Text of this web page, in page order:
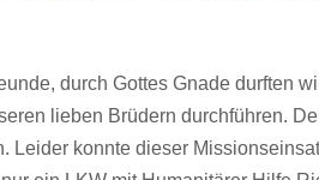
durch Gottes Gnade durften
lieben Brüdern durchführen.
Leider konnte dieser